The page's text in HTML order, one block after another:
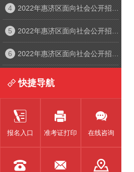
4 2022年惠济区面向社会公开招聘中小学幼儿园教师线上面试入口
5 2022年惠济区面向社会公开招聘中小学幼儿园教师线上笔试考生须知及操作手册
6 2022年惠济区面向社会公开招聘中小学幼儿园教师线上面试考生须知及操作手册
 快捷导航

报名入口

准考证打印

在线咨询
  